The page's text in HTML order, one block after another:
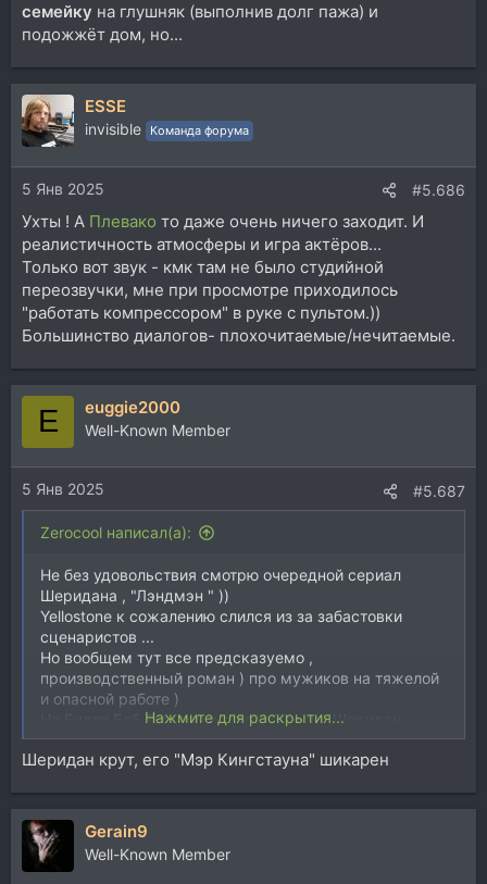
семейку на глушняк (выполнив долг пажа) и
подожжёт дом, но...
ESSE
invisible Команда форума
5 Янв 2025 #5.686
Ухты ! А Плевако то даже очень ничего заходит. И
реалистичность атмосферы и игра актёров...
Только вот звук - кмк там не было студийной
переозвучки, мне при просмотре приходилось
"работать компрессором" в руке с пультом.))
Большинство диалогов- плохочитаемые/нечитаемые.
E euggie2000
Well-Known Member
5 Янв 2025 #5.687
Zerocool написал(а):
Не без удовольствия смотрю очередной сериал
Шеридана , "Лэндмэн " ))
Yellostone к сожалению слился из за забастовки
сценаристов ...
Но вообщем тут все предсказуемо ,
производственный роман ) про мужиков на тяжелой
и опасной работе )
Но Билли Боб Торнтон в главной роли , Шеридан
сценарист и режиссер - собственно, плохо тут быть
не может )
Нажмите для раскрытия...
Шеридан крут, его "Мэр Кингстауна" шикарен
Gerain9
Well-Known Member